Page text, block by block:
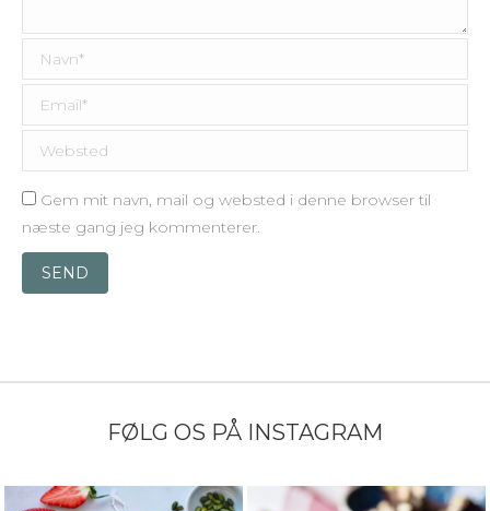
Navn *
Email *
Websted
Gem mit navn, mail og websted i denne browser til
næste gang jeg kommenterer.
SEND
FØLG OS PÅ INSTAGRAM